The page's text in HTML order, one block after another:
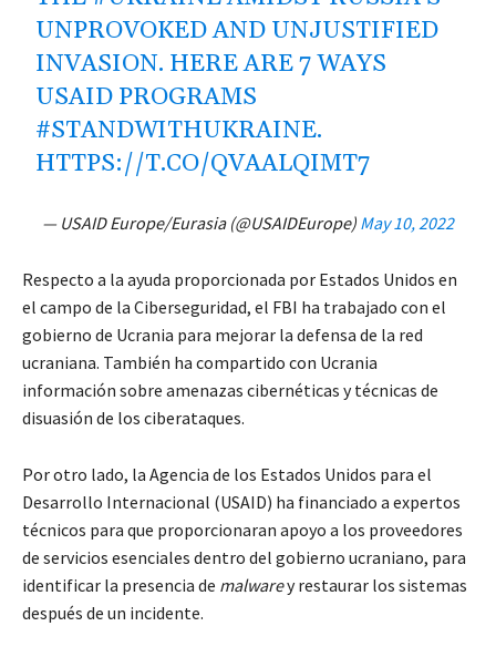
UNPROVOKED AND UNJUSTIFIED
INVASION. HERE ARE 7 WAYS
USAID PROGRAMS
#STANDWITHUKRAINE.
HTTPS://T.CO/QVAALQIMT7
— USAID Europe/Eurasia (@USAIDEurope) May 10, 2022
Respecto a la ayuda proporcionada por Estados Unidos en
el campo de la Ciberseguridad, el FBI ha trabajado con el
gobierno de Ucrania para mejorar la defensa de la red
ucraniana. También ha compartido con Ucrania
información sobre amenazas cibernéticas y técnicas de
disuasión de los ciberataques.
Por otro lado, la Agencia de los Estados Unidos para el
Desarrollo Internacional (USAID) ha financiado a expertos
técnicos para que proporcionaran apoyo a los proveedores
de servicios esenciales dentro del gobierno ucraniano, para
identificar la presencia de malwarey restaurar los sistemas
después de un incidente.